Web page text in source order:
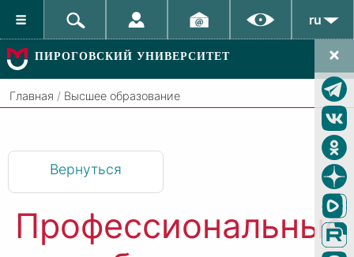
ru
ПИРОГОВСКИЙ УНИВЕРСИТЕТ
Главная / Высшее образование
Вернуться
Профессиональные